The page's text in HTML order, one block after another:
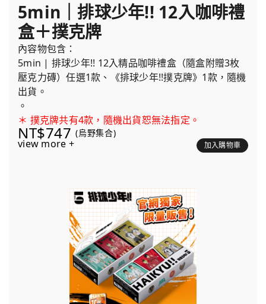
5min｜排球少年!! 12入咖啡禮
盒＋撲克牌
內容物包含：
5min | 排球少年!! 12入精品咖啡禮盒（隨盒附贈3枚
壓克力磚）任選1款、《排球少年!!撲克牌》1款，隨機
出貨。
。
＊ 撲克牌共有4款，隨機出貨恕無法指定。
NT$747 (烏野集合)
view more + 加入購物車